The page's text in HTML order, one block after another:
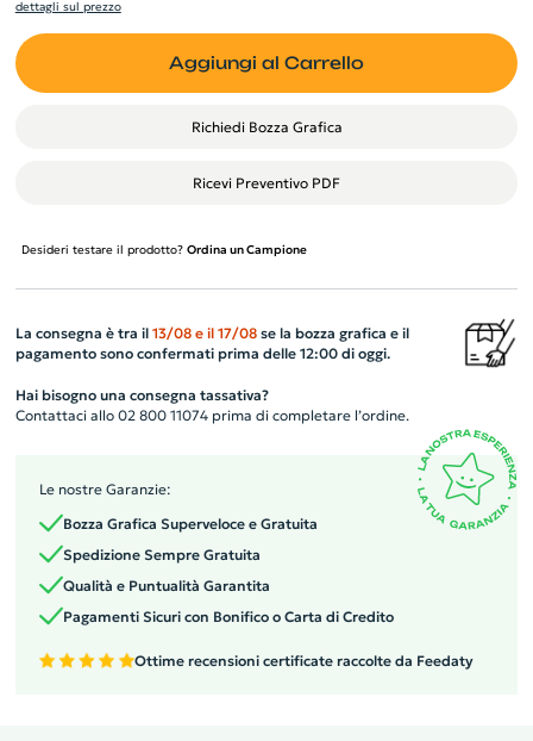
dettagli sul prezzo
Aggiungi al Carrello
Richiedi Bozza Grafica
Ricevi Preventivo PDF
Desideri testare il prodotto? Ordina un Campione
La consegna è tra il 13/08 e il 17/08se la bozza grafica e il
pagamento sono confermati prima delle 12:00 di oggi.
Hai bisogno una consegna tassativa?
Contattaci allo 02 800 11074 prima di completare l’ordine.
Le nostre Garanzie:
Bozza Grafica Superveloce e Gratuita
Spedizione Sempre Gratuita
Qualità e Puntualità Garantita
Pagamenti Sicuri con Bonifico o Carta di Credito
Ottime recensioni certificate raccolte da Feedaty